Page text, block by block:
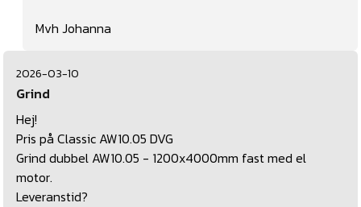
Mvh Johanna
2026-03-10
Grind
Hej!
Pris på Classic AW10.05 DVG
Grind dubbel AW10.05 - 1200x4000mm fast med el
motor.
Leveranstid?